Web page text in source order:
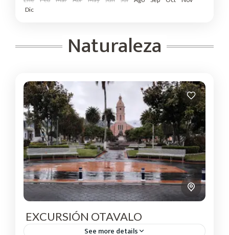
Dic
Naturaleza
EXCURSIÓN OTAVALO
See more details